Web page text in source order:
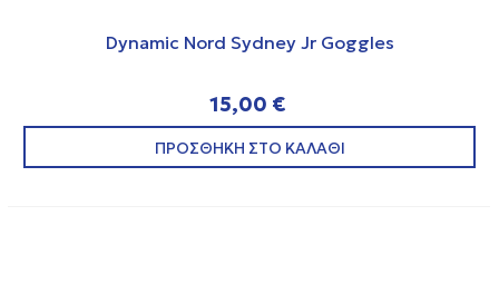
Dynamic Nord Sydney Jr Goggles
15,00 €
ΠΡΟΣΘΗΚΗ ΣΤΟ ΚΑΛΑΘΙ